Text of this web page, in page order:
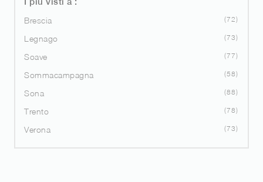
Brescia
72
Legnago 73
Soave 77
Sommacampagna 58
Sona 88
Trento 78
Verona 73